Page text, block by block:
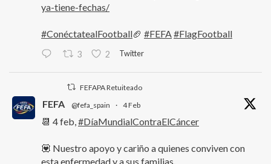
ya-tiene-fechas/
#ConéctatealFootball🏈 #FEFA#FlagFootball
3 2 Twitter
FEFAPA Retuiteado
FEFA @fefa_spain · 4 Feb
📆 4 feb,#DíaMundialContraElCáncer
💟 Nuestro apoyo y cariño a quienes conviven con
esta enfermedad y a sus familias.